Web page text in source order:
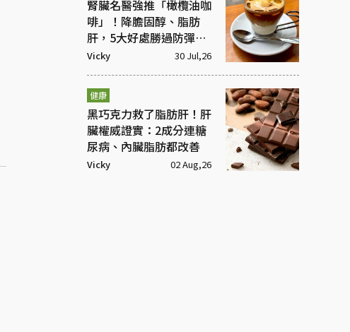
腎臟名醫強推「橄欖油咖
啡」！降膽固醇、脂肪
肝，5大好處勝過防彈咖
啡
Vicky 30 Jul,26
健康
黑巧克力救了脂肪肝！肝
臟權威證實：2成分連糖
尿病、內臟脂肪都改善
Vicky 02 Aug,26